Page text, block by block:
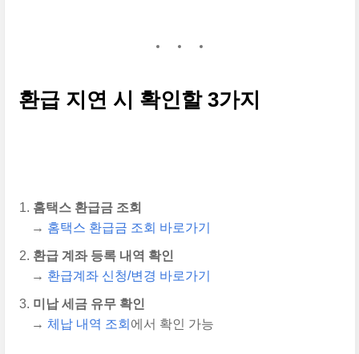
환급 지연 시 확인할 3가지
홈택스 환급금 조회
→ 홈택스 환급금 조회 바로가기
환급 계좌 등록 내역 확인
→ 환급계좌 신청/변경 바로가기
미납 세금 유무 확인
→ 체납 내역 조회 에서 확인 가능